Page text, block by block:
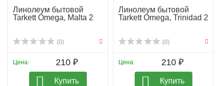
Линолеум бытовой
Tarkett Omega, Malta 2
(0)
Цена: 210 ₽
Купить
Линолеум бытовой
Tarkett Omega, Trinidad 2
(0)
Цена: 210 ₽
Купить